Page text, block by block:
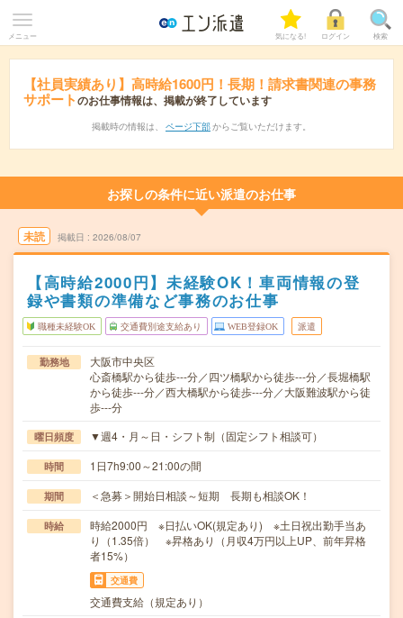
メニュー 気になる! ログイン 検索
【社員実績あり】高時給1600円！長期！請求書関連の事務
サポートのお仕事情報は、掲載が終了しています
掲載時の情報は、 ページ下部 からご覧いただけます。
お探しの条件に近い派遣のお仕事
未読 掲載日 2026/08/07
【高時給2000円】未経験OK！車両情報の登
録や書類の準備など事務のお仕事
職種未経験OK 交通費別途支給あり WEB登録OK 派遣
勤務地
大阪市中央区
心斎橋駅から徒歩---分／四ツ橋駅から徒歩---分／長堀橋駅
から徒歩---分／西大橋駅から徒歩---分／大阪難波駅から徒
歩---分
曜日頻度 ▼週4・月～日・シフト制（固定シフト相談可）
時間 1日7h9:00～21:00の間
期間 ＜急募＞開始日相談～短期 長期も相談OK！
時給
時給2000円 ※日払いOK(規定あり) ※土日祝出勤手当あ
り（1.35倍） ※昇格あり（月収4万円以上UP、前年昇格
者15%）
交通費
交通費支給（規定あり）